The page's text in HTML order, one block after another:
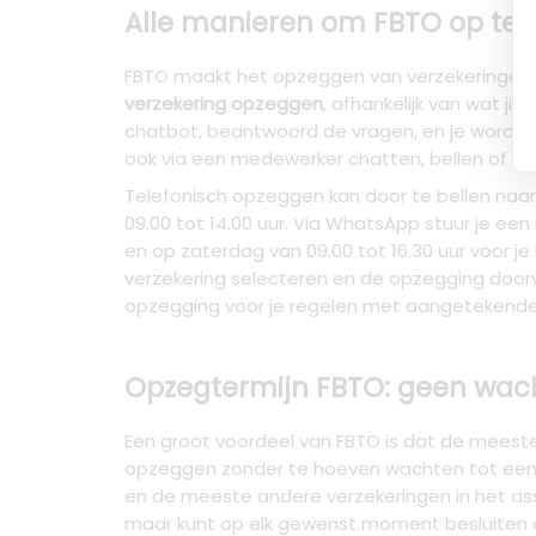
Alle manieren om FBTO op te
FBTO maakt het opzeggen van
verzekering opzeggen, afhankelijk van wat jij
chatbot, beantwoord de vragen, en je wordt
ook via een medewerker chatten, bellen of
Telefonisch opzeggen kan door te bellen
09.00 tot 14.00 uur. Via WhatsApp stuur je
en op zaterdag van 09.00 tot 16.30 uur voor
verzekering selecteren en de opzegging
opzegging voor je regelen met
Opzegtermijn FBTO: geen
Een groot voordeel van FBTO is dat de
opzeggen zonder te hoeven wachten tot
en de meeste andere verzekeringen in het
maar kunt op elk gewenst moment besluiten